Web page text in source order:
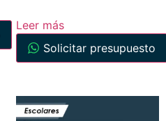
Leer más
Solicitar presupuesto